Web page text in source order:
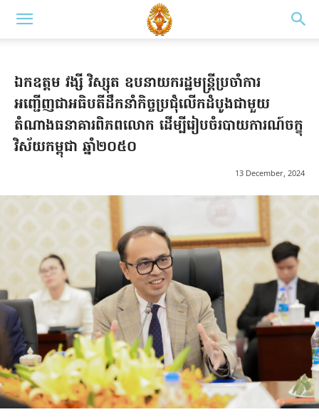
ឯកឧត្តម វង្សី វិស្សុត ឧបនាយករដ្ឋមន្ត្រីប្រចាំការ
អញ្ជើញជាអធិបតីដឹកនាំកិច្ចប្រជុំលើកដំបូងជាមួយ
តំណាងធនាគារពិភពលោក ដើម្បីរៀបចំរបាយការណ៍ចក្ខុ
វិស័យកម្ពុជា ឆ្នាំ២០៥០
13 December, 2024